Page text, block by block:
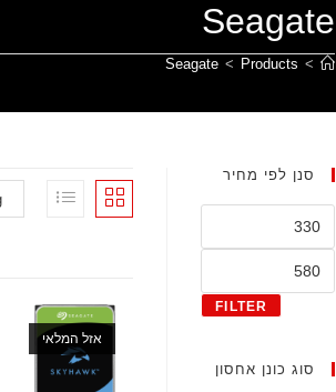
Seagate
>
Products
>
Seagate
סנן לפי מחיר
FILTER
סוג כונן אחסון
אזל המלאי